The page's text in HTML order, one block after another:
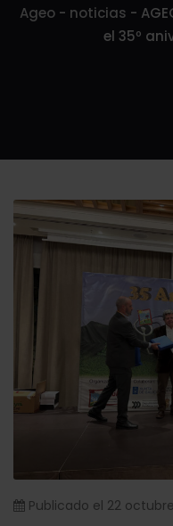
Ageo - noticias -
el 35º
Publicado el 22